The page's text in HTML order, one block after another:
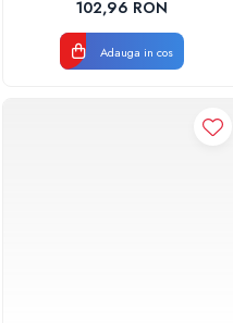
Centrale peleti lemn
Valhoh Valrom
102,96 RON
Adauga in cos